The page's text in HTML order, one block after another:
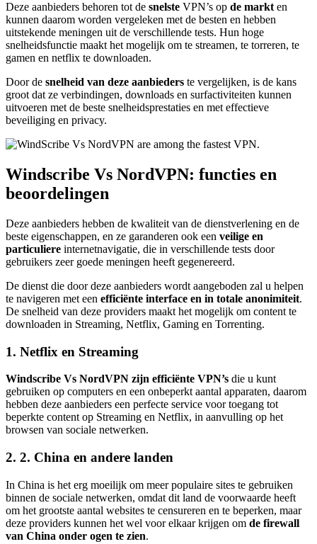
Deze aanbieders behoren tot de snelste VPN’s op de markt en
kunnen daarom worden vergeleken met de besten en hebben
uitstekende meningen uit de verschillende tests. Hun hoge
snelheidsfunctie maakt het mogelijk om te streamen, te torreren, te
gamen en netflix te downloaden.
Door de snelheid van deze aanbieders te vergelijken, is de kans
groot dat ze verbindingen, downloads en surfactiviteiten kunnen
uitvoeren met de beste snelheidsprestaties en met effectieve
beveiliging en privacy.
Windscribe Vs NordVPN: functies en
beoordelingen
Deze aanbieders hebben de kwaliteit van de dienstverlening en de
beste eigenschappen, en ze garanderen ook een veilige en
particuliere internetnavigatie, die in verschillende tests door
gebruikers zeer goede meningen heeft gegenereerd.
De dienst die door deze aanbieders wordt aangeboden zal u helpen
te navigeren met een efficiënte interface en in totale anonimiteit.
De snelheid van deze providers maakt het mogelijk om content te
downloaden in Streaming, Netflix, Gaming en Torrenting.
1. Netflix en Streaming
Windscribe Vs NordVPN zijn efficiënte VPN’s die u kunt
gebruiken op computers en een onbeperkt aantal apparaten, daarom
hebben deze aanbieders een perfecte service voor toegang tot
beperkte content op Streaming en Netflix, in aanvulling op het
browsen van sociale netwerken.
2. 2. China en andere landen
In China is het erg moeilijk om meer populaire sites te gebruiken
binnen de sociale netwerken, omdat dit land de voorwaarde heeft
om het grootste aantal websites te censureren en te beperken, maar
deze providers kunnen het wel voor elkaar krijgen om de firewall
van China onder ogen te zien.